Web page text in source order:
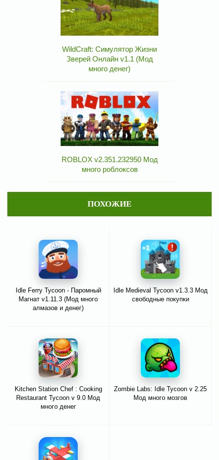
WildCraft: Симулятор Жизни
Зверей Онлайн v1.1 (Мод
много денег)
ROBLOX v2.351.232950 Мод
много роблоксов
ПОХОЖИЕ
Idle Ferry Tycoon - Паромный
Магнат v1.11.3 (Мод много
алмазов и денег)
Idle Medieval Tycoon v1.3.3 Мод
свободные покупки
Kitchen Station Chef : Cooking
Restaurant Tycoon v 9.0 Мод
много денег
Zombie Labs: Idle Tycoon v 2.25
Мод много мозгов